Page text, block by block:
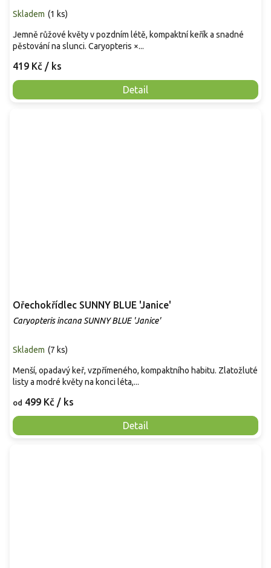
Skladem (1 ks)
419 Kč / ks
Detail
Jemně růžové květy v pozdním létě, kompaktní keřík a snadné
pěstování na slunci. Caryopteris ×...
Ořechokřídlec SUNNY BLUE 'Janice'
Caryopteris incana SUNNY BLUE 'Janice'
Skladem (7 ks)
od 499 Kč / ks
Detail
Menší, opadavý keř, vzpřímeného, kompaktního habitu. Zlatožluté
listy a modré květy na konci léta,...